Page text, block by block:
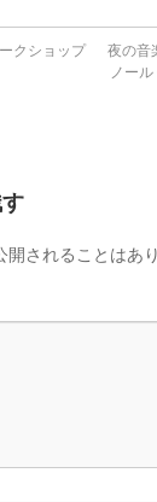
クショップ
夜の音
ノー
開されることはあ